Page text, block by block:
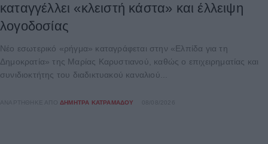
καταγγέλλει «κλειστή κάστα» και έλλειψη
λογοδοσίας
Νέο εσωτερικό «ρήγμα» καταγράφεται στην «Ελπίδα για τη
Δημοκρατία» της Μαρίας Καρυστιανού, καθώς ο επιχειρηματίας και
συνιδιοκτήτης του διαδικτυακού καναλιού...
ΑΝΑΡΤΉΘΗΚΕ ΑΠΌ ΔΉΜΗΤΡΑ ΚΑΤΡΑΜΆΔΟΥ